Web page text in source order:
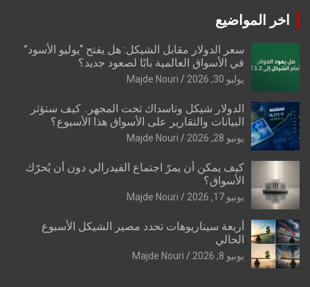
اخر المواضيع
سعر الدولار مقابل الشيكل: هل يفتح “يوليو الأسود”
في الأسواق العالمية بابًا لصعود جديد؟
يوليو 30, 2026 Majde Nouri
الدولار شيكل وناسداك تحت المجهر.. كيف ستؤثر
البيانات والتقارير على الأسواق هذا الأسبوع؟
يونيو 28, 2026 Majde Nouri
كيف يمكن أن يمرّ اجتماع الفيدرالي دون أن يُحرّك
الأسواق؟
يونيو 17, 2026 Majde Nouri
أربعة سيناريوهات تحدد مصير الشيكل الأسبوع
الحالي
يونيو 8, 2026 Majde Nouri